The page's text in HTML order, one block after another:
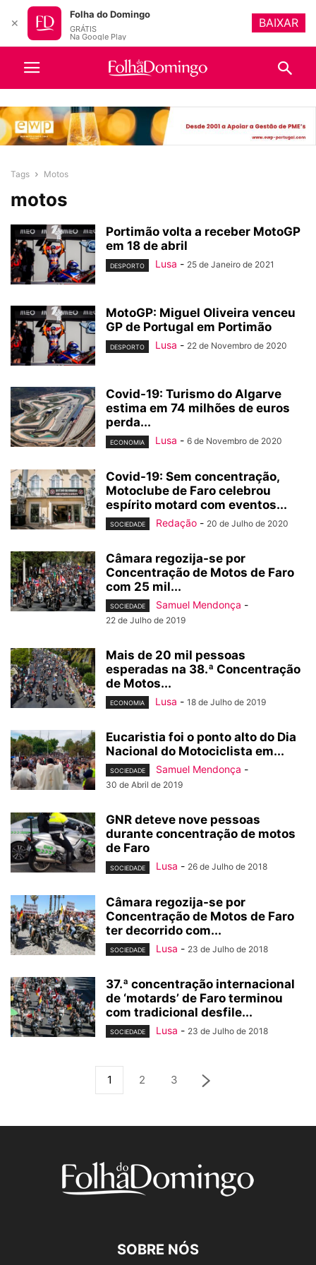
Tags Motos
motos
Portimão volta a receber MotoGP
em 18 de abril
DESPORTO Lusa - 25 de Janeiro de 2021
MotoGP: Miguel Oliveira venceu
GP de Portugal em Portimão
DESPORTO Lusa - 22 de Novembro de 2020
Covid-19: Turismo do Algarve
estima em 74 milhões de euros
perda...
ECONOMIA Lusa - 6 de Novembro de 2020
Covid-19: Sem concentração,
Motoclube de Faro celebrou
espírito motard com eventos...
SOCIEDADE Redação - 20 de Julho de 2020
Câmara regozija-se por
Concentração de Motos de Faro
com 25 mil...
SOCIEDADE Samuel Mendonça -
22 de Julho de 2019
Mais de 20 mil pessoas
esperadas na 38.ª Concentração
de Motos...
ECONOMIA Lusa - 18 de Julho de 2019
Eucaristia foi o ponto alto do Dia
Nacional do Motociclista em...
SOCIEDADE Samuel Mendonça -
30 de Abril de 2019
GNR deteve nove pessoas
durante concentração de motos
de Faro
SOCIEDADE Lusa - 26 de Julho de 2018
Câmara regozija-se por
Concentração de Motos de Faro
ter decorrido com...
SOCIEDADE Lusa - 23 de Julho de 2018
37.ª concentração internacional
de ‘motards’ de Faro terminou
com tradicional desfile...
SOCIEDADE Lusa - 23 de Julho de 2018
1 2 3
SOBRE NÓS
✕
Folha do Domingo
GRÁTIS
Na Google Play
BAIXAR